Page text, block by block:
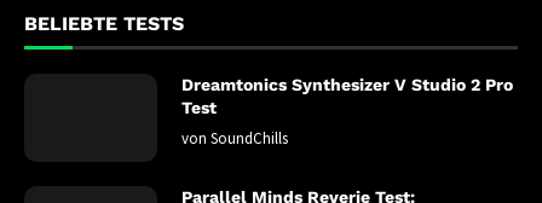
BELIEBTE TESTS
Dreamtonics Synthesizer V Studio 2 Pro
Test
von SoundChills
Parallel Minds Reverie Test: